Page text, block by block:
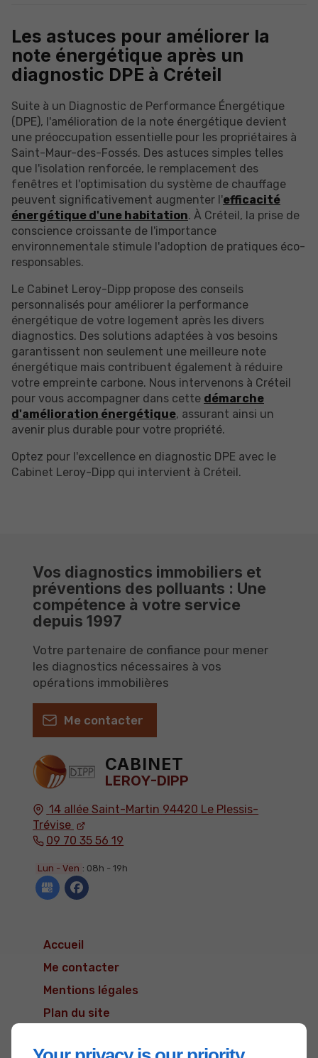
Les astuces pour améliorer la
note énergétique après un
diagnostic DPE à Créteil
Suite à un Diagnostic de Performance Énergétique
(DPE), l'amélioration de la note énergétique devient
une préoccupation essentielle pour les propriétaires à
Saint-Maur-des-Fossés. Des astuces simples telles
que l'isolation renforcée, le remplacement des
fenêtres et l'optimisation du système de chauffage
peuvent significativement augmenter l'efficacité
énergétique d'une habitation. À Créteil, la prise de
conscience croissante de l'importance
environnementale stimule l'adoption de pratiques éco-
responsables.
Le Cabinet Leroy-Dipp propose des conseils
personnalisés pour améliorer la performance
énergétique de votre logement après les divers
diagnostics. Des solutions adaptées à vos besoins
garantissent non seulement une meilleure note
énergétique mais contribuent également à réduire
votre empreinte carbone. Nous intervenons à Créteil
pour vous accompagner dans cette démarche
d'amélioration énergétique, assurant ainsi un
avenir plus durable pour votre propriété.
Optez pour l'excellence en diagnostic DPE avec le
Cabinet Leroy-Dipp qui intervient à Créteil.
CABINET
LEROY-DIPP
14 allée Saint-Martin 94420 Le Plessis-
Trévise
09 70 35 56 19
Lun - Ven : 08h - 19h
Accueil
Me contacter
Mentions légales
Plan du site
Vos diagnostics immobiliers et
préventions des polluants : Une
compétence à votre service
depuis 1997
Votre partenaire de confiance pour mener
les diagnostics nécessaires à vos
opérations immobilières
Me contacter